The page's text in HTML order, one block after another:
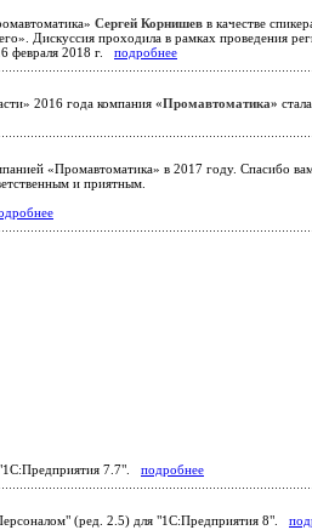
Сергей Корнишев в качестве
Дискуссия проходила в рамках проведения
февраля 2018 г. подробнее
2016 года компания «Промавтоматика»
«Промавтоматика» в 2017 году. Спасибо
и приятным.
7.7". подробнее
(ред. 2.5) для "1С:Предприятия 8".